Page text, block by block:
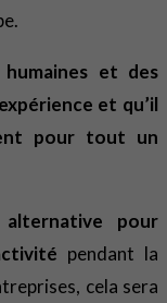
et des
et qu’il
pour tout un
pour
pendant la
cela sera